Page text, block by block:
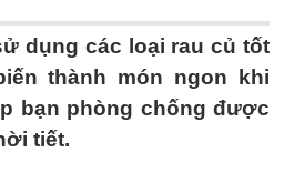
dụng các loại rau củ tốt
thành món ngon khi
bạn phòng chống được
tiết.